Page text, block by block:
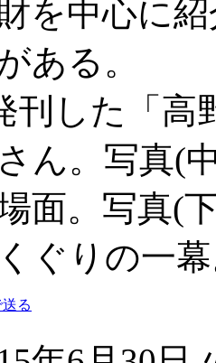
を中心に
ある。
刊した「高
ん。写真(
面。写真(
ぐりの一